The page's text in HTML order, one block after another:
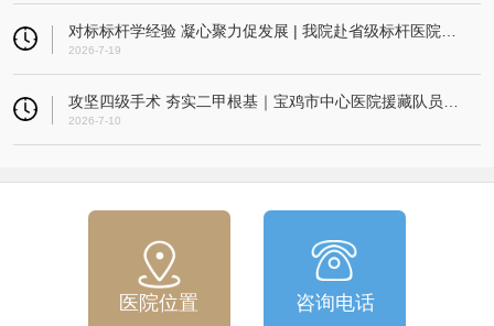
2026-7-19
2026-7-10
医院位置 咨询电话